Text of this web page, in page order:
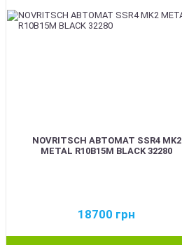
NOVRITSCH АВТОМАТ SSR4 MK2
METAL R10B15M BLACK 32280
18700 грн